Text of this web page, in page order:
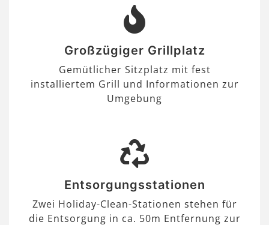
Großzügiger Grillplatz
Gemütlicher Sitzplatz mit fest
installiertem Grill und Informationen zur
Umgebung
Entsorgungsstationen
Zwei Holiday-Clean-Stationen stehen für
die Entsorgung in ca. 50m Entfernung zur